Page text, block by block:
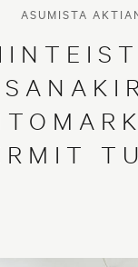
ASUMISTA